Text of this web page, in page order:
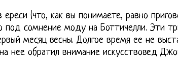
(что, как вы понимаете, равно
под сомнение моду на Боттичелли. Эти
месяц весны. Долгое время ее не
нее обратил внимание искусствовед